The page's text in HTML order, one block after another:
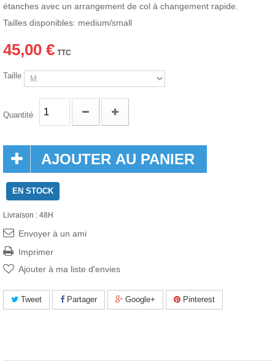
étanches avec un arrangement de col à changement rapide.
Tailles disponibles: medium/small
45,00 € TTC
Taille
Quantité
AJOUTER AU PANIER
EN STOCK
Livraison : 48H
Envoyer à un ami
Imprimer
Ajouter à ma liste d'envies
Tweet Partager Google+ Pinterest